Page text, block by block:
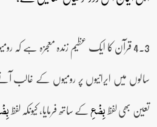
3۔4 قرآن کا ایک عظیم زندہ معجزہ ہے
سالوں میں ایرانیوں پر رومیوں کے غالب
تعین بھی لفظبِضۡعِکے ساتھ فرمایا، کیونکہ لفظ